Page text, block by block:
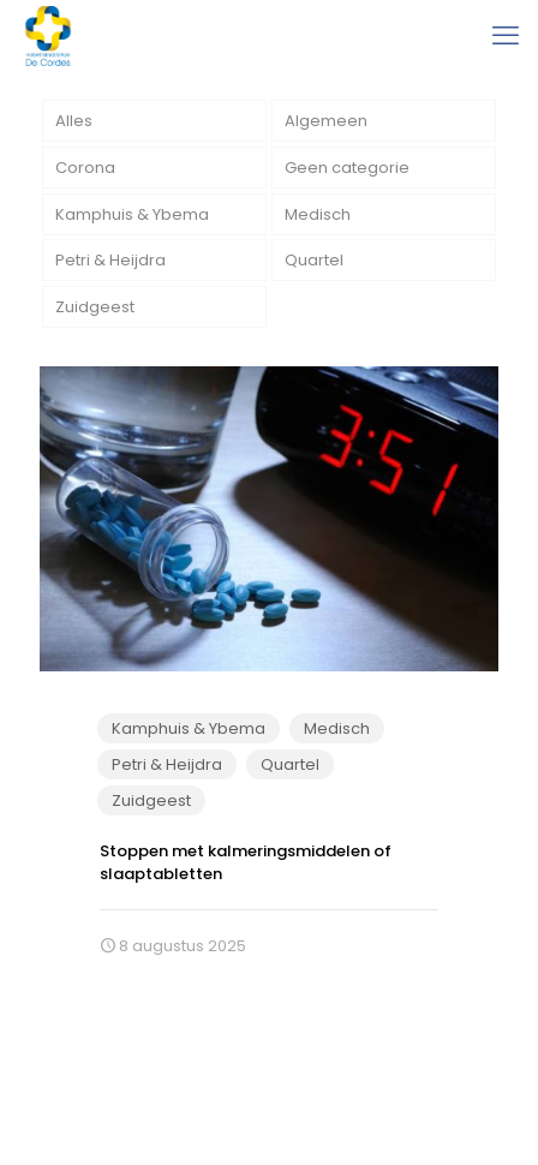
Alles Algemeen
Corona Geen categorie
Kamphuis & Ybema Medisch
Petri & Heijdra Quartel
Zuidgeest
Kamphuis & Ybema
Medisch
Petri & Heijdra
Quartel
Zuidgeest
Stoppen met kalmeringsmiddelen of
slaaptabletten
8 augustus 2025